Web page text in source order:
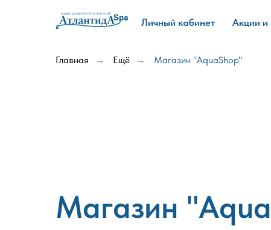
Акции и
Личный кабинет
Главная → Ещё → Магазин "AquaShop"
Магазин